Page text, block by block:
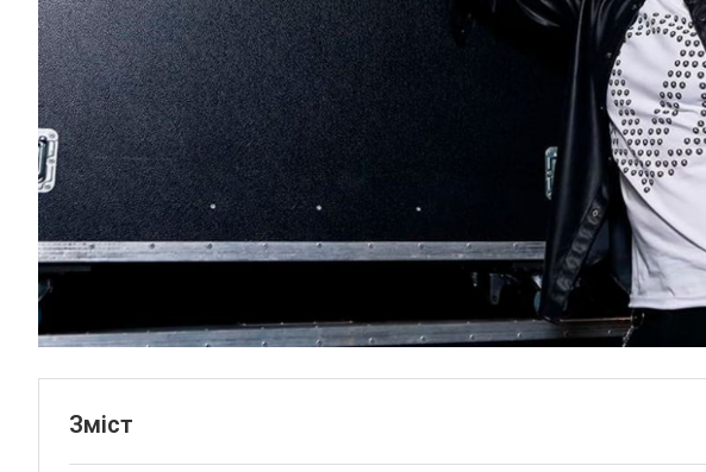
Зміст